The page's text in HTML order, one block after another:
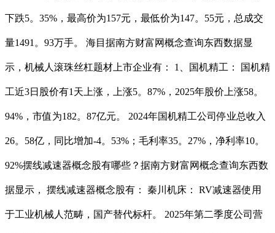
下跌5。35%，最高价为157元，最低价为147。55元，总成交
量1491。93万手。 海目据南方财富网概念查询东西数据显
示，机械人滚珠丝杠题材上市企业有： 1、国机精工： 国机精
工近3日股价有1天上涨，上涨5。87%，2025年股价上涨58。
94%，市值为182。87亿元。 2024年国机精工公司停业总收入
26。58亿，同比增加-4。53%；毛利率35。27%，净利率10。
92%摆线减速器概念股有哪些？据南方财富网概念查询东西数
据显示， 摆线减速器概念股有： 秦川机床： RV减速器使用
于工业机械人范畴，国产替代标杆。 2025年第二季度公司营